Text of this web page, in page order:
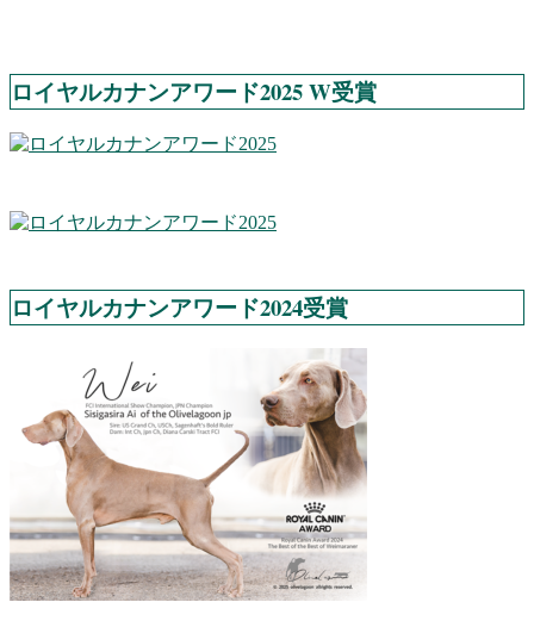
ロイヤルカナンアワード2025 W受賞
ロイヤルカナンアワード2024受賞